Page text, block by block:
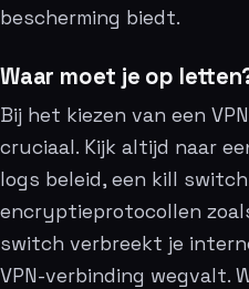
bescherming biedt.
Waar moet je op
Bij het kiezen van een
cruciaal. Kijk altijd naar
logs beleid, een kill
encryptieprotocollen
switch verbreekt je
VPN-verbinding wegvalt.